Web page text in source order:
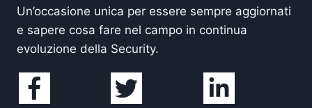
Un’occasione unica per essere sempre aggiornati
e sapere cosa fare nel campo in continua
evoluzione della Security.